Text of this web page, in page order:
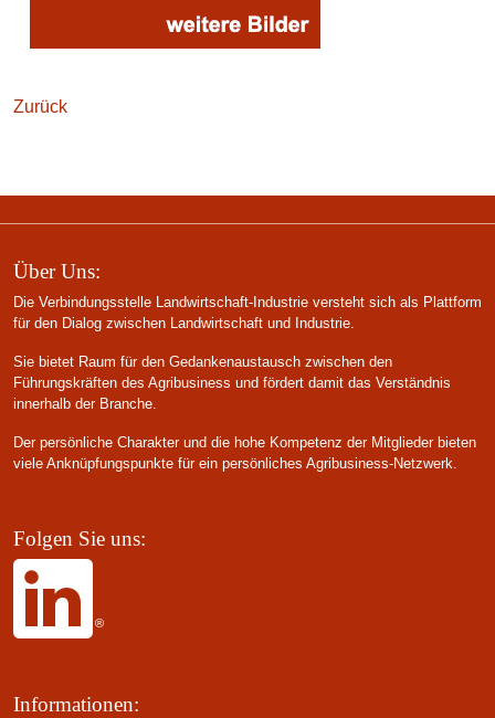
Zurück
Über Uns:
Die Verbindungsstelle Landwirtschaft-Industrie versteht sich als Plattform
für den Dialog zwischen Landwirtschaft und Industrie.
Sie bietet Raum für den Gedankenaustausch zwischen den
Führungskräften des Agribusiness und fördert damit das Verständnis
innerhalb der Branche.
Der persönliche Charakter und die hohe Kompetenz der Mitglieder bieten
viele Anknüpfungspunkte für ein persönliches Agribusiness-Netzwerk.
Folgen Sie uns:
Informationen: